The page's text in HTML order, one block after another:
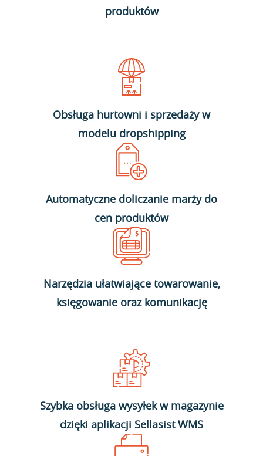
produktów
Obsługa hurtowni i sprzedaży w
modelu dropshipping
Automatyczne doliczanie marży do
cen produktów
Narzędzia ułatwiające towarowanie,
księgowanie oraz komunikację
Szybka obsługa wysyłek w magazynie
dzięki aplikacji Sellasist WMS